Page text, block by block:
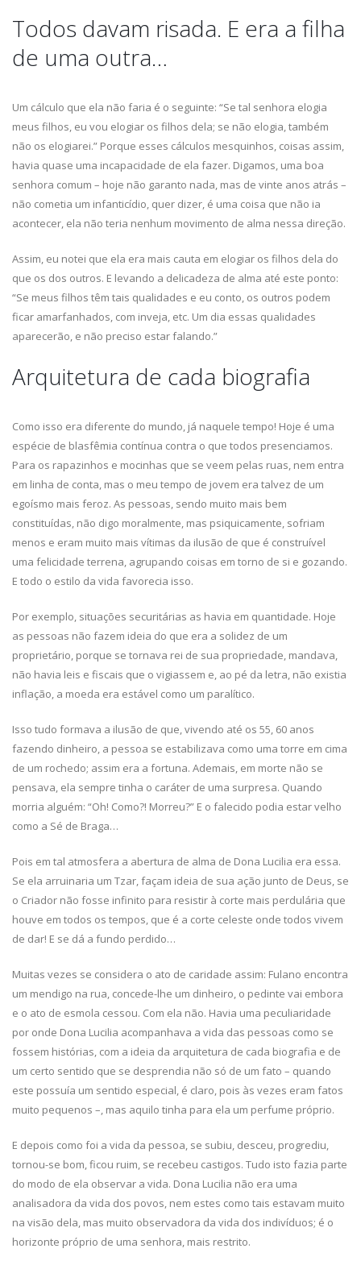
Todos davam risada. E era a filha
de uma outra…
Um cálculo que ela não faria é o seguinte: “Se tal senhora elogia
meus filhos, eu vou elogiar os filhos dela; se não elogia, também
não os elogiarei.” Porque esses cálculos mesquinhos, coisas assim,
havia quase uma incapacidade de ela fazer. Digamos, uma boa
senhora comum – hoje não garanto nada, mas de vinte anos atrás –
não cometia um infanticídio, quer dizer, é uma coisa que não ia
acontecer, ela não teria nenhum movimento de alma nessa direção.
Assim, eu notei que ela era mais cauta em elogiar os filhos dela do
que os dos outros. E levando a delicadeza de alma até este ponto:
“Se meus filhos têm tais qualidades e eu conto, os outros podem
ficar amarfanhados, com inveja, etc. Um dia essas qualidades
aparecerão, e não preciso estar falando.”
Arquitetura de cada biografia
Como isso era diferente do mundo, já naquele tempo! Hoje é uma
espécie de blasfêmia contínua contra o que todos presenciamos.
Para os rapazinhos e mocinhas que se veem pelas ruas, nem entra
em linha de conta, mas o meu tempo de jovem era talvez de um
egoísmo mais feroz. As pessoas, sendo muito mais bem
constituídas, não digo moralmente, mas psiquicamente, sofriam
menos e eram muito mais vítimas da ilusão de que é construível
uma felicidade terrena, agrupando coisas em torno de si e gozando.
E todo o estilo da vida favorecia isso.
Por exemplo, situações securitárias as havia em quantidade. Hoje
as pessoas não fazem ideia do que era a solidez de um
proprietário, porque se tornava rei de sua propriedade, mandava,
não havia leis e fiscais que o vigiassem e, ao pé da letra, não existia
inflação, a moeda era estável como um paralítico.
Isso tudo formava a ilusão de que, vivendo até os 55, 60 anos
fazendo dinheiro, a pessoa se estabilizava como uma torre em cima
de um rochedo; assim era a fortuna. Ademais, em morte não se
pensava, ela sempre tinha o caráter de uma surpresa. Quando
morria alguém: “Oh! Como?! Morreu?” E o falecido podia estar velho
como a Sé de Braga…
Pois em tal atmosfera a abertura de alma de Dona Lucilia era essa.
Se ela arruinaria um Tzar, façam ideia de sua ação junto de Deus, se
o Criador não fosse infinito para resistir à corte mais perdulária que
houve em todos os tempos, que é a corte celeste onde todos vivem
de dar! E se dá a fundo perdido…
Muitas vezes se considera o ato de caridade assim: Fulano encontra
um mendigo na rua, concede-lhe um dinheiro, o pedinte vai embora
e o ato de esmola cessou. Com ela não. Havia uma peculiaridade
por onde Dona Lucilia acompanhava a vida das pessoas como se
fossem histórias, com a ideia da arquitetura de cada biografia e de
um certo sentido que se desprendia não só de um fato – quando
este possuía um sentido especial, é claro, pois às vezes eram fatos
muito pequenos –, mas aquilo tinha para ela um perfume próprio.
E depois como foi a vida da pessoa, se subiu, desceu, progrediu,
tornou-se bom, ficou ruim, se recebeu castigos. Tudo isto fazia parte
do modo de ela observar a vida. Dona Lucilia não era uma
analisadora da vida dos povos, nem estes como tais estavam muito
na visão dela, mas muito observadora da vida dos indivíduos; é o
horizonte próprio de uma senhora, mais restrito.